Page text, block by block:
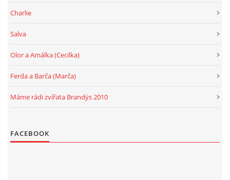
Charlie
Salva
Olor a Amálka (Cecilka)
Ferda a Barča (Marča)
Máme rádi zvířata Brandýs 2010
FACEBOOK